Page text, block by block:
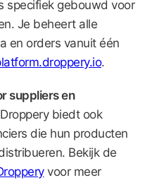
specifiek gebouwd voor
Je beheert alle
en orders vanuit één
.
suppliers en
biedt ook
die hun producten
Bekijk de
voor meer